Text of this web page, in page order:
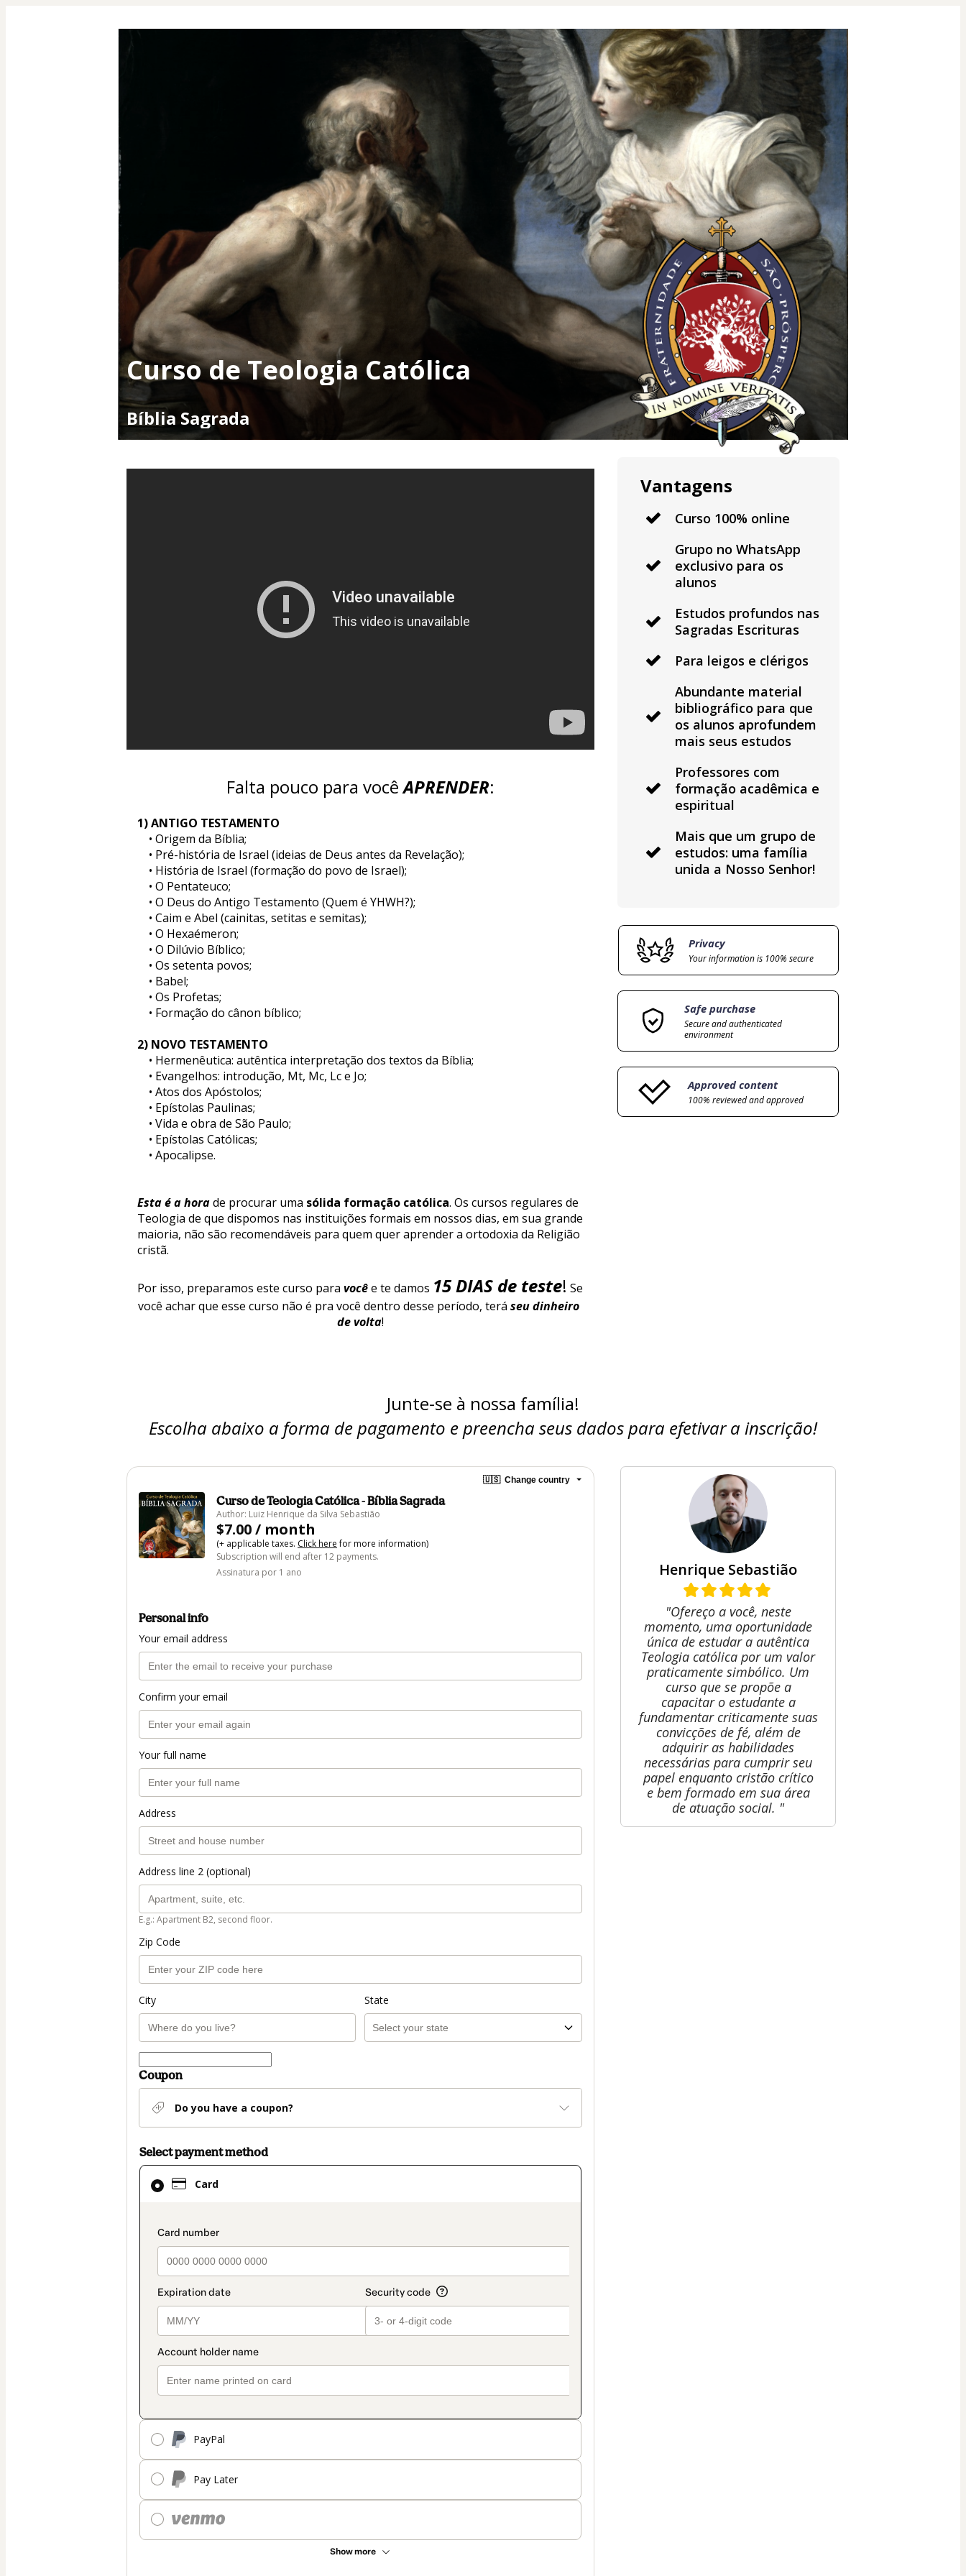
Curso de Teologia Católica
Bíblia Sagrada
Falta pouco para você APRENDER:
1) ANTIGO TESTAMENTO
	• Origem da Bíblia;
	• Pré-história de Israel (ideias de Deus antes da Revelação);
	• História de Israel (formação do povo de Israel);
	• O Pentateuco;
	• O Deus do Antigo Testamento (Quem é YHWH?);
	• Caim e Abel (cainitas, setitas e semitas);
	• O Hexaémeron;
	• O Dilúvio Bíblico;
	• Os setenta povos;
	• Babel;
	• Os Profetas;
	• Formação do cânon bíblico;
2) NOVO TESTAMENTO
	• Hermenêutica: autêntica interpretação dos textos da Bíblia;
	• Evangelhos: introdução, Mt, Mc, Lc e Jo;
	• Atos dos Apóstolos;
	• Epístolas Paulinas;
	• Vida e obra de São Paulo;
	• Epístolas Católicas;
	• Apocalipse.
Esta é a hora de procurar uma sólida formação católica. Os cursos regulares de
Teologia de que dispomos nas instituições formais em nossos dias, em sua grande
maioria, não são recomendáveis para quem quer aprender a ortodoxia da Religião
cristã.
Por isso, preparamos este curso para você e te damos 15 DIAS de teste! Se
você achar que esse curso não é pra você dentro desse período, terá seu dinheiro
de volta!
Vantagens
Curso 100% online
Grupo no WhatsApp
exclusivo para os
alunos
Estudos profundos nas
Sagradas Escrituras
Para leigos e clérigos
Abundante material
bibliográfico para que
os alunos aprofundem
mais seus estudos
Professores com
formação acadêmica e
espiritual
Mais que um grupo de
estudos: uma família
unida a Nosso Senhor!
Privacy
Your information is 100% secure
Safe purchase
Secure and authenticated
environment
Approved content
100% reviewed and approved
Junte-se à nossa família!
Escolha abaixo a forma de pagamento e preencha seus dados para efetivar a inscrição!
🇺🇸 Change country
Curso de Teologia Católica - Bíblia Sagrada
Author: Luiz Henrique da Silva Sebastião
$7.00 / month
(+ applicable taxes. Click herefor more information)
Subscription will end after 12 payments.
Assinatura por 1 ano
Personal info
Your email address
Confirm your email
Your full name
Address
Address line 2 (optional)
E.g.: Apartment B2, second floor.
Zip Code
City State
Coupon
Do you have a coupon?
Select payment method
Card
payment_data.section_title_v2
PayPal
Pay Later
Show more
Card
selected
method
Henrique Sebastião
"Ofereço a você, neste
momento, uma oportunidade
única de estudar a autêntica
Teologia católica por um valor
praticamente simbólico. Um
curso que se propõe a
capacitar o estudante a
fundamentar criticamente suas
convicções de fé, além de
adquirir as habilidades
necessárias para cumprir seu
papel enquanto cristão crítico
e bem formado em sua área
de atuação social. "